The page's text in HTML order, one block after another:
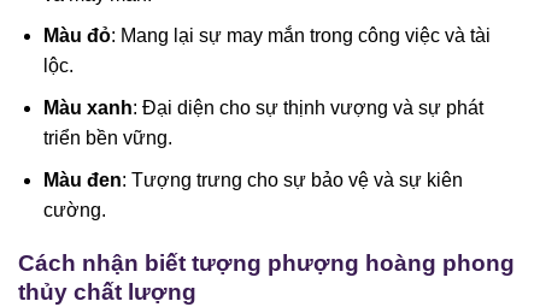
Màu đỏ: Mang lại sự may mắn trong công việc và tài
lộc.
Màu xanh: Đại diện cho sự thịnh vượng và sự phát
triển bền vững.
Màu đen: Tượng trưng cho sự bảo vệ và sự kiên
cường.
Cách nhận biết tượng phượng hoàng phong
thủy chất lượng